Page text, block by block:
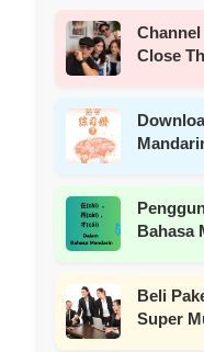
Close
Bahasa
Beli
Super